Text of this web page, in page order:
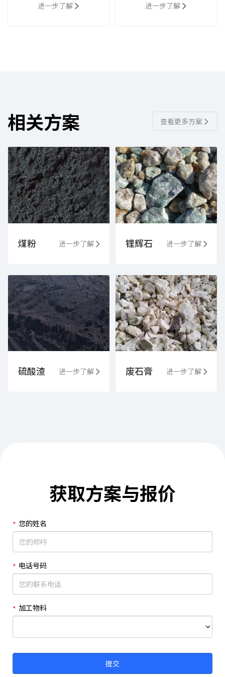
进一步了解 进一步了解
相关方案 查看更多方案
煤粉 进一步了解 锂辉石 进一步了解
硫酸渣 进一步了解 废石膏 进一步了解
获取方案与报价
您的姓名
电话号码
加工物料